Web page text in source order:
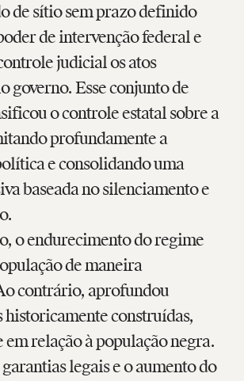
de sítio sem prazo definido
de intervenção federal e
judicial os atos
governo. Esse conjunto de
o controle estatal sobre a
profundamente a
e consolidando uma
baseada no silenciamento e
o endurecimento do regime
de maneira
contrário, aprofundou
historicamente construídas,
em relação à população negra.
legais e o aumento do